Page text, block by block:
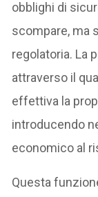
obblighi di
scompare, ma
regolatoria. La
attraverso il
effettiva la
introducendo
economico al
Questa